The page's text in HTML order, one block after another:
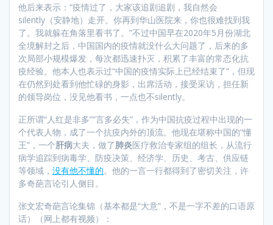
他后来表示：“疫情过了，大家该追剧追剧，我自然会
silently（安静地）走开。你再到华山医院来，你也很难找到我
了。我就躲在角落里看书了。”不过中国早在2020年5月份湖北
全境解封之后，中国国内的疫情就没什么大问题了，后来的多
次局部小规模爆发，每次都迅速扑灭，积累了丰富的常态化抗
疫经验。他本人也表示过“中国的疫情实际上已经结束了”，但现
在仍然到处看到他忙碌的身影，出席活动，接受采访，担任新
的领导岗位，没见他看书，一点也不silently。
正所谓“人红是非多”“言多必失”，作为中国抗疫过程中出现的一
个代表人物，成了一个抗疫内外的顶流。他现在堪称中国的“懂
王”，一个肝病大夫，做了肺炎医疗救治专家组的组长，从流行
病学追踪到病毒学、防疫决策、经济学、历史、考古、供应链
等领域， 没有他不懂的。他的一言一行都得到了密切关注，许
多奇葩言论引人侧目。
张文宏奇葩言论集锦（基本都是“大意”，不是一字不差的口语原
话）（网上都有视频）：